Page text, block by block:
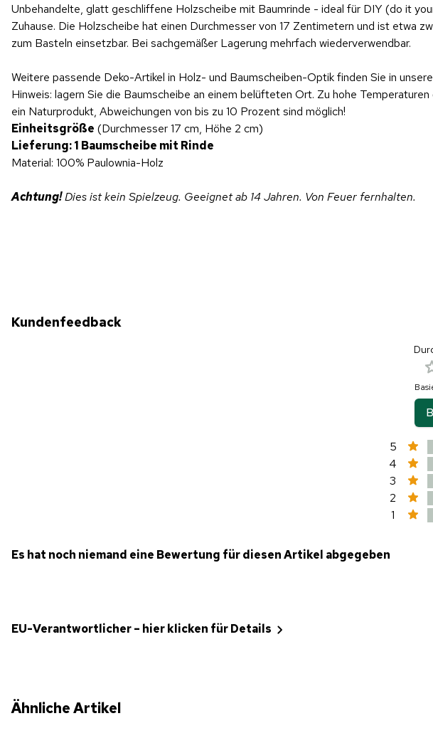
Unbehandelte, glatt geschliffene Holzscheibe mit Baumrinde - ideal für DIY (do it
Zuhause. Die Holzscheibe hat einen Durchmesser von 17 Zentimetern und ist etwa
zum Basteln einsetzbar. Bei sachgemäßer Lagerung mehrfach wiederverwendbar.
Weitere passende Deko-Artikel in Holz- und Baumscheiben-Optik finden Sie in
Hinweis: lagern Sie die Baumscheibe an einem belüfteten Ort. Zu hohe
ein Naturprodukt, Abweichungen von bis zu 10 Prozent sind möglich!
Einheitsgröße (Durchmesser 17 cm, Höhe 2 cm)
Lieferung: 1 Baumscheibe mit Rinde
Material: 100% Paulownia-Holz
Achtung!Dies ist kein Spielzeug. Geeignet ab 14 Jahren. Von Feuer fernhalten.
Kundenfeedback
5
4
3
2
1
Es hat noch niemand eine Bewertung für diesen Artikel abgegeben
EU-Verantwortlicher – hier klicken für Details
Ähnliche Artikel